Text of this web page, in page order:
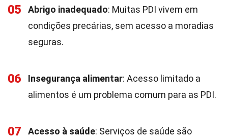
05 Abrigo inadequado: Muitas PDI vivem em
condições precárias, sem acesso a moradias
seguras.
06 Insegurança alimentar: Acesso limitado a
alimentos é um problema comum para as PDI.
07 Acesso à saúde: Serviços de saúde são